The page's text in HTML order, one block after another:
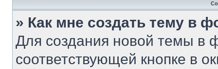
» Как мне создать тему в
Для создания новой темы в
соответствующей кнопке в